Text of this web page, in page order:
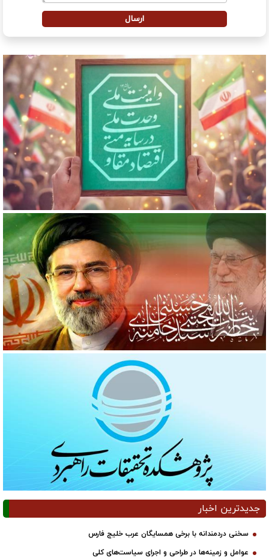
جدیدترین اخبار
سخنی دردمندانه با برخی همسایگان عرب خلیج فارس
عوامل و زمینه‌ها در طراحی و اجرای سیاست‌های کلی